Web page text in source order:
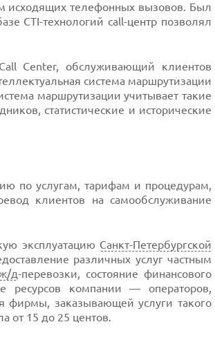
исходящих телефонных вызовов. Был
CTI-технологий call-центр позволял
Center, обслуживающий клиентов
система маршрутизации
маршрутизации учитывает такие
статистические и исторические
по услугам, тарифам и процедурам,
клиентов на самообслуживание
эксплуатацию Санкт-Петербургской
различных услуг частным
ж/д-перевозки, состояние финансового
ресурсов компании — операторов,
фирмы, заказывающей услуги такого
от 15 до 25 центов.